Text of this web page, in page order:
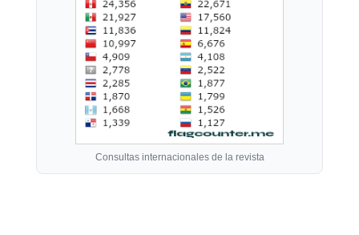
Consultas internacionales de la revista